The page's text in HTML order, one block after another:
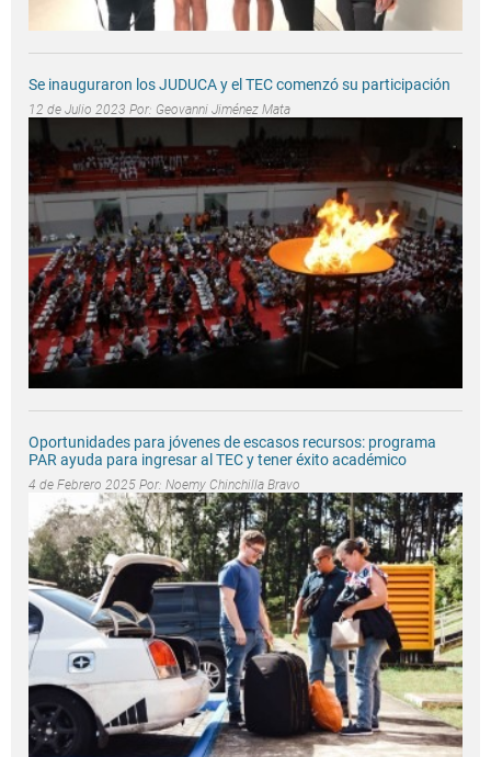
Se inauguraron los JUDUCA y el TEC comenzó su participación
12 de Julio 2023 Por: Geovanni Jiménez Mata
Oportunidades para jóvenes de escasos recursos: programa
PAR ayuda para ingresar al TEC y tener éxito académico
4 de Febrero 2025 Por: Noemy Chinchilla Bravo